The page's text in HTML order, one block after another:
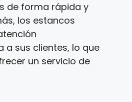
de forma rápida y
los estancos
a sus clientes, lo que
un servicio de